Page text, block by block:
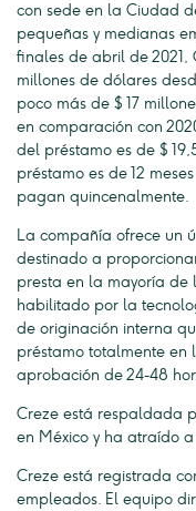
con sede en la Ciudad
pequeñas y medianas
finales de abril de 2021,
millones de dólares
poco más de $ 17
en comparación con
del préstamo es de $
préstamo es de 12
pagan quincenalmente.
La compañía ofrece un
destinado a
presta en la mayoría de
habilitado por la
de originación interna
préstamo totalmente en
aprobación de 24-48
Creze está respaldada
en México y ha atraído
Creze está registrada
empleados. El equipo